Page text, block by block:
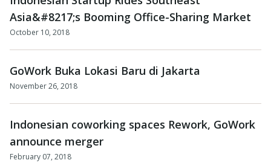
Asia&#8217;s Booming Office-Sharing Market
October 10, 2018
GoWork Buka Lokasi Baru di Jakarta
November 26, 2018
Indonesian coworking spaces Rework, GoWork
announce merger
February 07, 2018